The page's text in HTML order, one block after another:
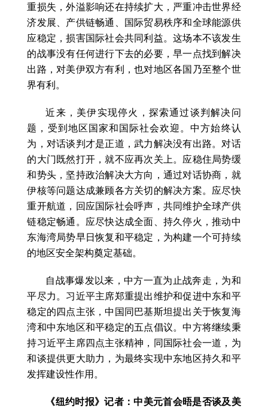
重损失，外溢影响还在持续扩大，严重冲击世界经
济发展、产供链畅通、国际贸易秩序和全球能源供
应稳定，损害国际社会共同利益。这场本不该发生
的战事没有任何进行下去的必要，早一点找到解决
出路，对美伊双方有利，也对地区各国乃至整个世
界有利。
近来，美伊实现停火，探索通过谈判解决问
题，受到地区国家和国际社会欢迎。中方始终认
为，对话谈判才是正道，武力解决没有出路。对话
的大门既然打开，就不应再次关上。应稳住局势缓
和势头，坚持政治解决大方向，通过对话协商，就
伊核等问题达成兼顾各方关切的解决方案。应尽快
重开航道，回应国际社会呼声，共同维护全球产供
链稳定畅通。应尽快达成全面、持久停火，推动中
东海湾局势早日恢复和平稳定，为构建一个可持续
的地区安全架构奠定基础。
自战事爆发以来，中方一直为止战奔走，为和
平尽力。习近平主席郑重提出维护和促进中东和平
稳定的四点主张，中国同巴基斯坦提出关于恢复海
湾和中东地区和平稳定的五点倡议。中方将继续秉
持习近平主席四点主张精神，同国际社会一道，为
和谈提供更大助力，为最终实现中东地区持久和平
发挥建设性作用。
《纽约时报》记者：中美元首会晤是否谈及美